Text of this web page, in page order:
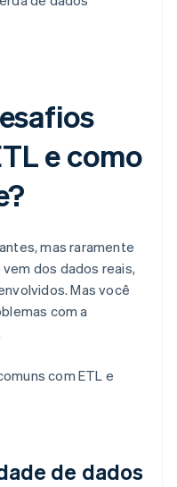
e como
mas raramente
dos dados reais,
Mas você
com a
com ETL e
de dados